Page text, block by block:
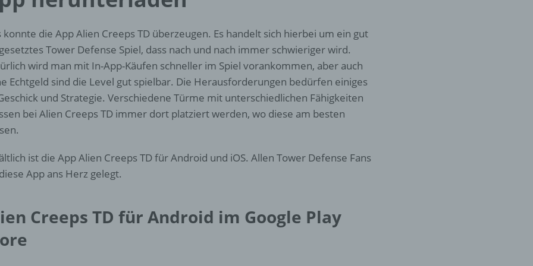
konnte die App Alien Creeps TD überzeugen. Es handelt sich hierbei um ein gut
Tower Defense Spiel, dass nach und nach immer schwieriger wird.
wird man mit In-App-Käufen schneller im Spiel vorankommen, aber auch
Echtgeld sind die Level gut spielbar. Die Herausforderungen bedürfen einiges
und Strategie. Verschiedene Türme mit unterschiedlichen Fähigkeiten
bei Alien Creeps TD immer dort platziert werden, wo diese am besten
ist die App Alien Creeps TD für Android und iOS. Allen Tower Defense Fans
App ans Herz gelegt.
Creeps TD für Android im Google Play
Einschränkung der Verarbeitung ist die Markierung gespeicherter
personenbezogener Daten mit dem Ziel, ihre künftige Verarbeitung
einzuschränken.
e) Profiling
personenbezogener Daten, die darin besteht, dass diese
persönliche Aspekte, die sich auf eine natürliche Person beziehen,
zu bewerten, insbesondere, um Aspekte bezüglich Arbeitsleistung,
f) Pseudonymisierung